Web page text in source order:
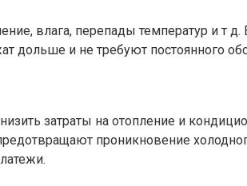
влага, перепады температур и т д.
дольше и не требуют постоянного
затраты на отопление и
проникновение